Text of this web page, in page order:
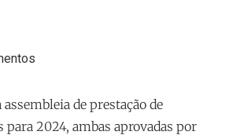
de prestação de
2024, ambas aprovadas por